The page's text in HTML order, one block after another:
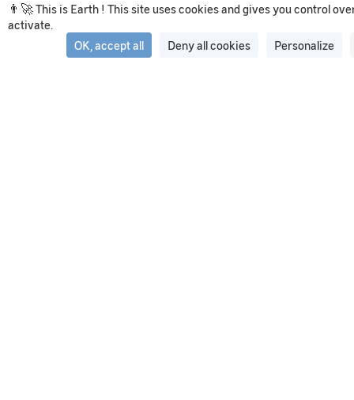
👨‍🚀 This is Earth ! This site uses cookies and gives you control
activate.
OK, accept all
Deny all cookies Personalize
Read the article